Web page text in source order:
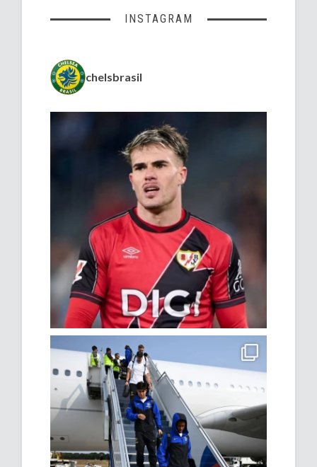
INSTAGRAM
chelsbrasil